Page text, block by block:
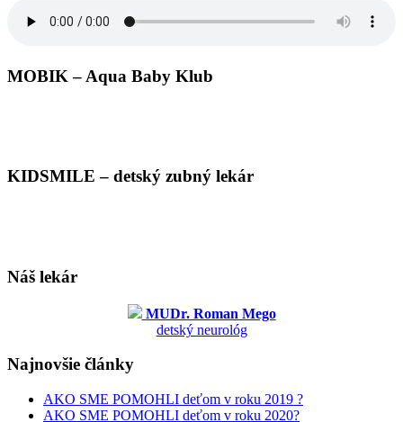
MOBIK – Aqua Baby Klub
KIDSMILE – detský zubný lekár
Náš lekár
MUDr. Roman Mego
detský neurológ
Najnovšie články
AKO SME POMOHLI deťom v roku 2019 ?
AKO SME POMOHLI deťom v roku 2020?